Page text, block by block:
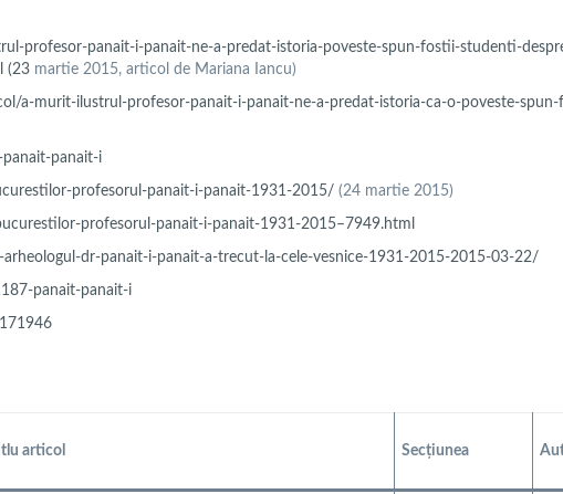
profesor-panait-i-panait-ne-a-predat-istoria-poveste-spun-fostii-studenti-
(23 martie 2015, articol de Mariana Iancu)
a-murit-ilustrul-profesor-panait-i-panait-ne-a-predat-istoria-ca-o-poveste-
panait-i
profesorul-panait-i-panait-1931-2015/ (24 martie 2015)
profesorul-panait-i-panait-1931-2015–7949.html
dr-panait-i-panait-a-trecut-la-cele-vesnice-1931-2015-2015-03-22/
panait-panait-i
articol Secțiunea